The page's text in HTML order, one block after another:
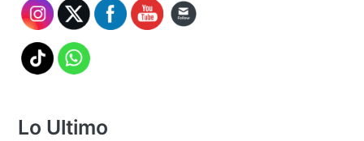
Lo Ultimo